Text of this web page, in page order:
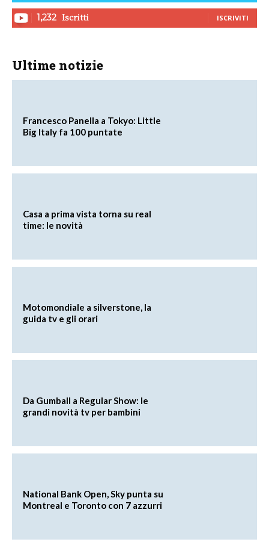
1,232 Iscritti ISCRIVITI
Ultime notizie
Francesco Panella a Tokyo: Little
Big Italy fa 100 puntate
Casa a prima vista torna su real
time: le novità
Motomondiale a silverstone, la
guida tv e gli orari
Da Gumball a Regular Show: le
grandi novità tv per bambini
National Bank Open, Sky punta su
Montreal e Toronto con 7 azzurri